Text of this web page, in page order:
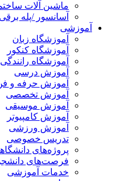
ماشین آلات
آسانسور /پله برقی /
آموزشی
آموزشگاه زبان
آموزشگاه کنکور
آموزشگاه رانندگی
آموزش درسی
آموزش حرفه و
آموزش تخصصی
آموزش موسیقی
آموزش کامپیوتر
آموزش ورزشی
تدریس خصوصی
پروژه‌های
فرصت‌های
خدمات آموزشی